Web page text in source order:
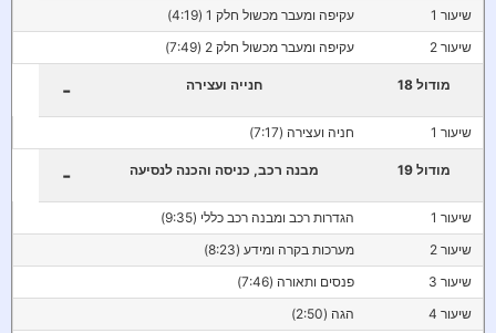
שיעור 1
עקיפה ומעבר מכשול חלק 1 (4:19)
שיעור 2
עקיפה ומעבר מכשול חלק 2 (7:49)
מודול 18 חנייה ועצירה -
שיעור 1 חניה ועצירה (7:17)
מודול 19 מבנה רכב, כניסה והכנה לנסיעה -
שיעור 1
הגדרות רכב ומבנה רכב כללי (9:35)
שיעור 2
מערכות בקרה ומידע (8:23)
שיעור 3
פנסים ותאורה (7:46)
שיעור 4
הגה (2:50)